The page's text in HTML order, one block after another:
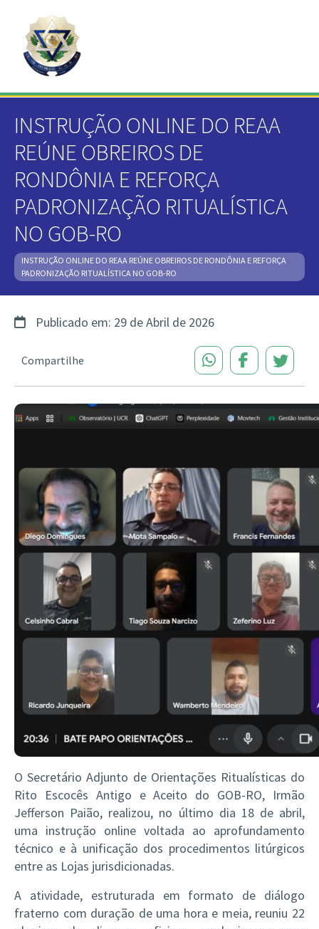
INSTRUÇÃO ONLINE DO REAA
REÚNE OBREIROS DE
RONDÔNIA E REFORÇA
PADRONIZAÇÃO RITUALÍSTICA
NO GOB-RO
INSTRUÇÃO ONLINE DO REAA REÚNE OBREIROS DE RONDÔNIA E REFORÇA
PADRONIZAÇÃO RITUALÍSTICA NO GOB-RO
Publicado em: 29 de Abril de 2026
Compartilhe
O Secretário Adjunto de Orientações Ritualísticas do
Rito Escocês Antigo e Aceito do GOB-RO, Irmão
Jefferson Paião, realizou, no último dia 18 de abril,
uma instrução online voltada ao aprofundamento
técnico e à unificação dos procedimentos litúrgicos
entre as Lojas jurisdicionadas.
A atividade, estruturada em formato de diálogo
fraterno com duração de uma hora e meia, reuniu 22